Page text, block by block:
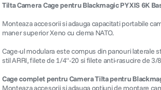
Tilta Camera Cage pentru Blackmagic PYXIS 6K
Monteaza accesorii si adauga capacitati portabile
maner superior Xeno cu clema NATO.
Cage-ul modulara este compus din panouri laterale
stil ARRI, filete de 1/4"-20 si filete anti-rasucire de 3/
Cage complet pentru Camera Tilta pentru
Monteaza accesorii si adauga optiuni de montare